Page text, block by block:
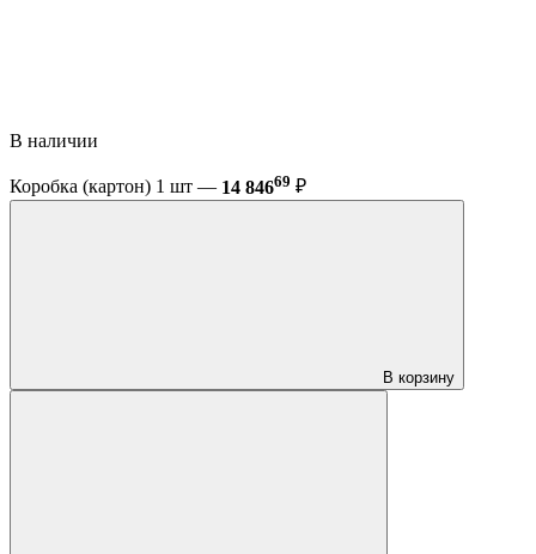
В наличии
Коробка (картон) 1 шт — 14 84669 ₽
В корзину